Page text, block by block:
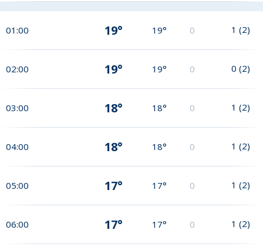
01:00 19° 19° 0 1 (2)
02:00 19° 19° 0 0 (2)
03:00 18° 18° 0 1 (2)
04:00 18° 18° 0 1 (2)
05:00 17° 17° 0 1 (2)
06:00 17° 17° 0 1 (2)